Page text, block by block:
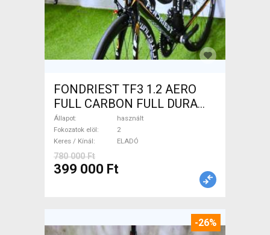
FONDRIEST TF3 1.2 AERO
FULL CARBON FULL DURA
ACE Országúti patkófék
használt ELADÓ
Állapot
használt
Fokozatok elöl
2
Keres / Kínál
ELADÓ
780 000 Ft
399 000 Ft
-26%